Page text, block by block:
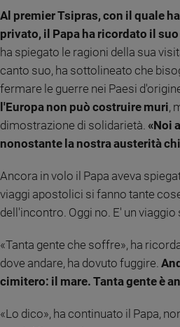
Sanremo
Tv
e
streaming
Libri
Musica
Famiglia
educazione
Genitori
figli
Nonni
Al premier Tsipras, con il quale
privato, il Papa ha ricordato il
ha spiegato le ragioni della sua
canto suo, ha sottolineato che
fermare le guerre nei Paesi
l'Europa non può costruire muri,
dimostrazione di solidarietà. «Noi
nonostante la nostra austerità
Ancora in volo il Papa aveva
viaggi apostolici si fanno tante
dell'incontro. Oggi no. E' un
«Tanta gente che soffre», ha
dove andare, ha dovuto fuggire.
cimitero: il mare. Tanta gente è
«Lo dico», ha continuato il Papa,